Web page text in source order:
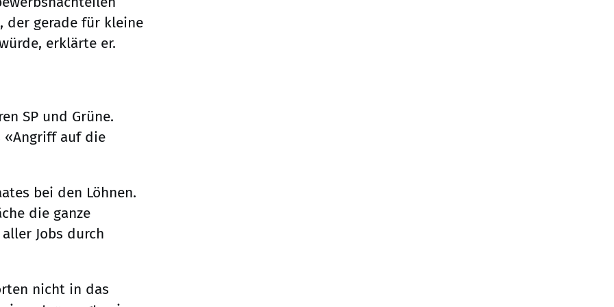
der gerade für kleine
erklärte er.
SP und Grüne.
«Angriff auf die
bei den Löhnen.
die ganze
Jobs durch
nicht in das